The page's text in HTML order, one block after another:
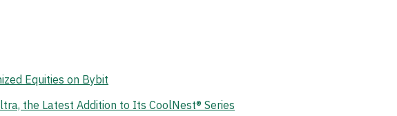
Equities on Bybit
the Latest Addition to Its CoolNest® Series